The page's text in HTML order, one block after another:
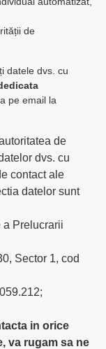
de
datele dvs. cu
pe email la
de
dvs. cu
contact ale
datelor sunt
a Prelucrarii
Sector 1, cod
in orice
va rugam sa ne